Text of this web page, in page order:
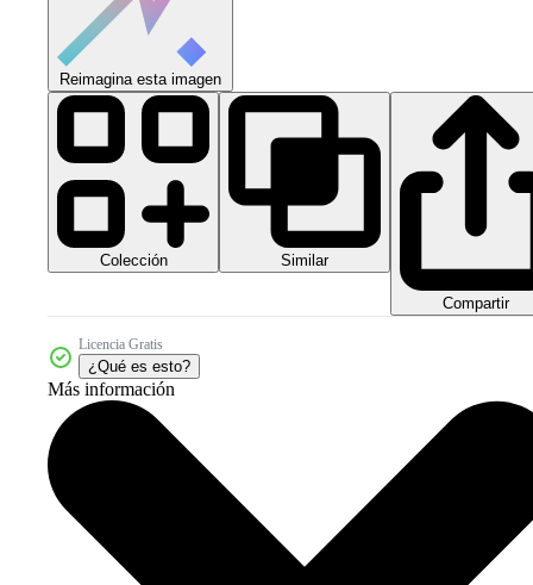
Reimagina esta imagen
Colección Similar
Compartir
Licencia Gratis
¿Qué es esto?
Más información